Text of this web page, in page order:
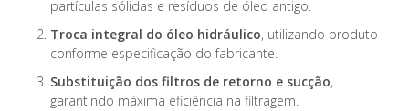
partículas sólidas e resíduos de óleo antigo.
Troca integral do óleo hidráulico, utilizando produto
conforme especificação do fabricante.
Substituição dos filtros de retorno e sucção,
garantindo máxima eficiência na filtragem.